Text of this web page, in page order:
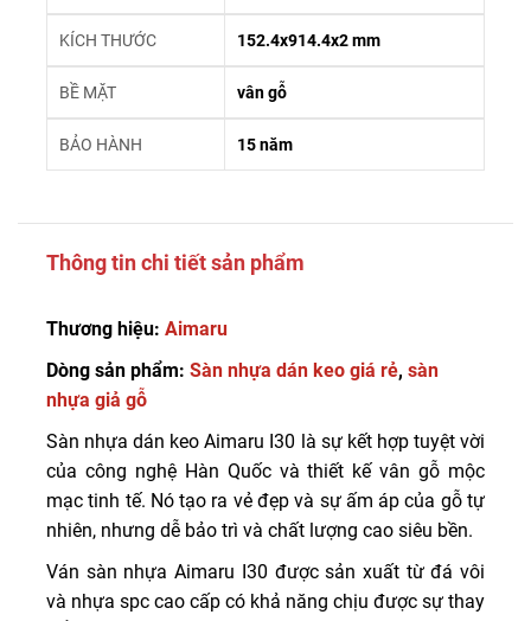
KÍCH THƯỚC 152.4x914.4x2 mm
BỀ MẶT vân gỗ
BẢO HÀNH 15 năm
Thông tin chi tiết sản phẩm
Thương hiệu: Aimaru
Dòng sản phẩm: Sàn nhựa dán keo giá rẻ, sàn
nhựa giả gỗ
Sàn nhựa dán keo Aimaru I30 là sự kết hợp tuyệt vời
của công nghệ Hàn Quốc và thiết kế vân gỗ mộc
mạc tinh tế. Nó tạo ra vẻ đẹp và sự ấm áp của gỗ tự
nhiên, nhưng dễ bảo trì và chất lượng cao siêu bền.
Ván sàn nhựa Aimaru I30 được sản xuất từ ​​đá vôi
và nhựa spc cao cấp có khả năng chịu được sự thay